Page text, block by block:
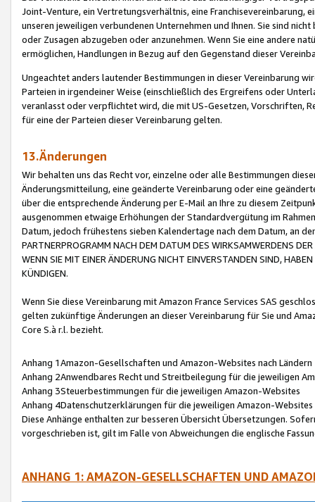
Joint-Venture, ein Vertretungsverhältnis, eine Franchisevereinbarung,
unseren jeweiligen verbundenen Unternehmen und Ihnen. Sie sind
oder Zusagen abzugeben oder anzunehmen. Wenn Sie eine andere
ermöglichen, Handlungen in Bezug auf den Gegenstand dieser
Ungeachtet anders lautender Bestimmungen in dieser Vereinbarung
Parteien in irgendeiner Weise (einschließlich des Ergreifens oder
veranlasst oder verpflichtet wird, die mit US-Gesetzen, Vorschriften,
für eine der Parteien dieser Vereinbarung gelten.
13.Änderungen
Wir behalten uns das Recht vor, einzelne oder alle Bestimmungen
Änderungsmitteilung, eine geänderte Vereinbarung oder eine
über die entsprechende Änderung per E-Mail an Ihre zu diesem
ausgenommen etwaige Erhöhungen der Standardvergütung im
Datum, jedoch frühestens sieben Kalendertage nach dem Datum, an
PARTNERPROGRAMM NACH DEM DATUM DES WIRKSAMWERDENS
WENN SIE MIT EINER ÄNDERUNG NICHT EINVERSTANDEN SIND,
KÜNDIGEN.
Wenn Sie diese Vereinbarung mit Amazon France Services SAS
gelten zukünftige Änderungen an dieser Vereinbarung für Sie und
Core S.à r.l. bezieht.
Anhang 1Amazon-Gesellschaften und Amazon-Websites nach Ländern
Anhang 2Anwendbares Recht und Streitbeilegung für die jeweiligen
Anhang 3Steuerbestimmungen für die jeweiligen Amazon-Websites
Anhang 4Datenschutzerklärungen für die jeweiligen Amazon-Websites
Diese Anhänge enthalten zur besseren Übersicht Übersetzungen.
vorgeschrieben ist, gilt im Falle von Abweichungen die englische
ANHANG 1: AMAZON-GESELLSCHAFTEN UND